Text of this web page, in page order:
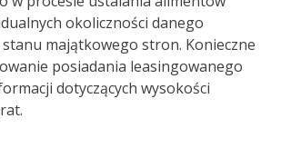
okoliczności danego
majątkowego stron. Konieczne
posiadania leasingowanego
dotyczących wysokości